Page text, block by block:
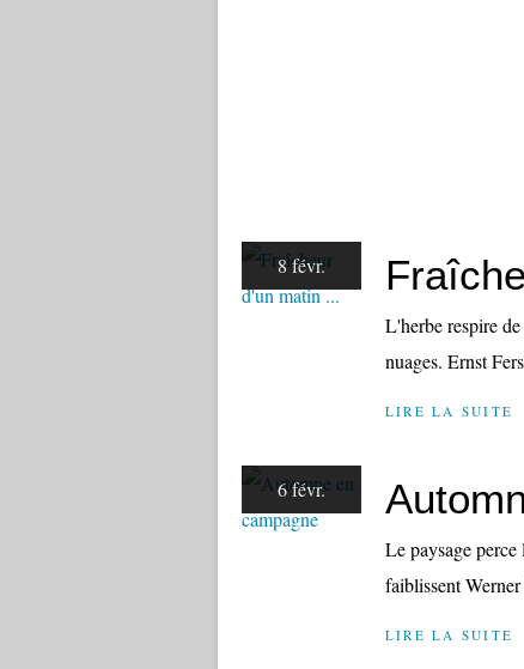
8 févr.
L'herbe respire
nuages. Ernst
LIRE LA SUITE
6 févr.
Le paysage
faiblissent
LIRE LA SUITE